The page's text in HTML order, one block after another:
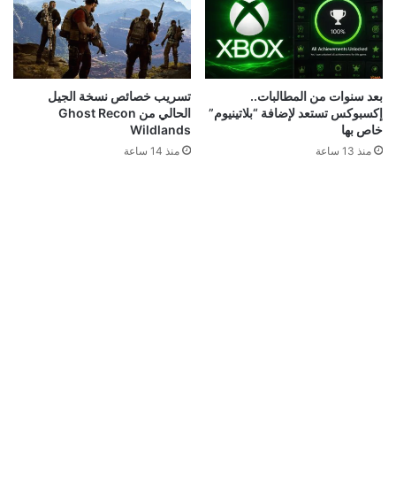
بعد سنوات من المطالبات..
إكسبوكس تستعد لإضافة “بلاتينيوم”
خاص بها
منذ 13 ساعة
تسريب خصائص نسخة الجيل
الحالي من Ghost Recon
Wildlands
منذ 14 ساعة